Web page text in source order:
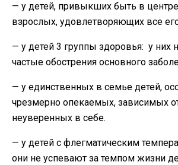
— у детей, привыкших быть в
взрослых, удовлетворяющих все
— у детей 3 группы здоровья: у них
частые обострения основного
— у единственных в семье детей,
чрезмерно опекаемых, зависимых
неуверенных в себе.
— у детей с флегматическим
они не успевают за темпом жизни